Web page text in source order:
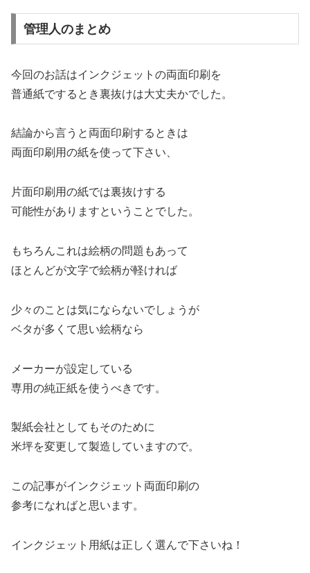
管理人のまとめ
今回のお話はインクジェットの両面印刷を
普通紙でするとき裏抜けは大丈夫かでした。
結論から言うと両面印刷するときは
両面印刷用の紙を使って下さい、
片面印刷用の紙では裏抜けする
可能性がありますということでした。
もちろんこれは絵柄の問題もあって
ほとんどが文字で絵柄が軽ければ
少々のことは気にならないでしょうが
ベタが多くて思い絵柄なら
メーカーが設定している
専用の純正紙を使うべきです。
製紙会社としてもそのために
米坪を変更して製造していますので。
この記事がインクジェット両面印刷の
参考になればと思います。
インクジェット用紙は正しく選んで下さいね！